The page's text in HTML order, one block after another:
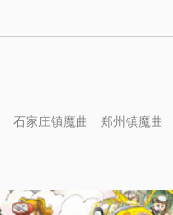
石家庄镇魔曲
郑州镇魔曲